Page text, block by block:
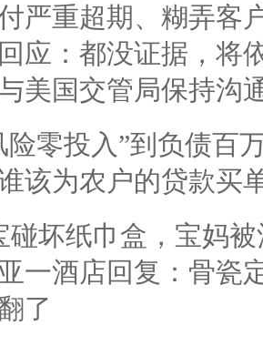
严重超期、糊弄客
应：都没证据，将
美国交管局保持沟
险零投入”到负债百
该为农户的贷款买
碰坏纸巾盒，宝妈
一酒店回复：骨瓷
了